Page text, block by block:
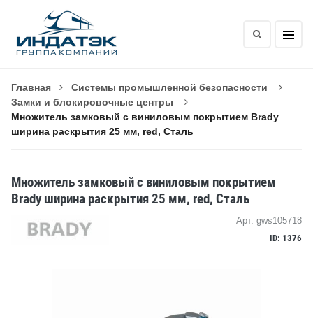
Главная
Системы промышленной безопасности
Замки и блокировочные центры
Множитель замковый с виниловым покрытием Brady
ширина раскрытия 25 мм, red, Сталь
Множитель замковый с виниловым покрытием
Brady ширина раскрытия 25 мм, red, Сталь
Арт. gws105718
ID: 1376